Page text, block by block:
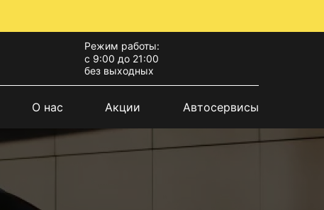
Режим работы:
с 9:00 до 21:00
без выходных
О нас Акции Автосервисы